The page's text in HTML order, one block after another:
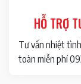
HỖ TRỢ
Tư vấn nhiệt
toàn miễn phí